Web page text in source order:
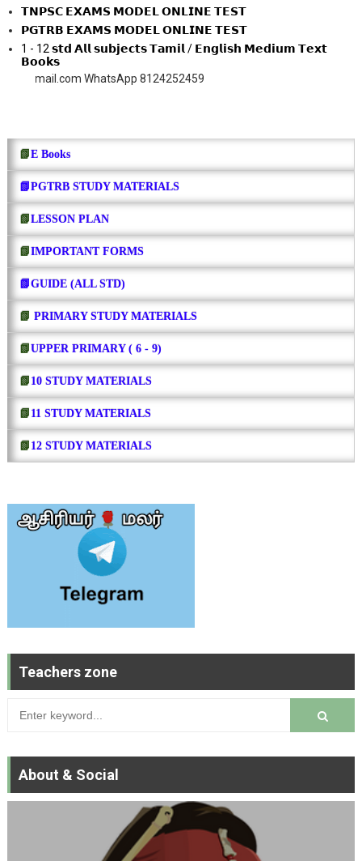
𝗧𝗡𝗣𝗦𝗖 𝗘𝗫𝗔𝗠𝗦 𝗠𝗢𝗗𝗘𝗟 𝗢𝗡𝗟𝗜𝗡𝗘 𝗧𝗘𝗦𝗧
𝗣𝗚𝗧𝗥𝗕 𝗘𝗫𝗔𝗠𝗦 𝗠𝗢𝗗𝗘𝗟 𝗢𝗡𝗟𝗜𝗡𝗘 𝗧𝗘𝗦𝗧
1 - 12 𝘀𝘁𝗱 𝗔𝗹𝗹 𝘀𝘂𝗯𝗷𝗲𝗰𝘁𝘀 𝗧𝗮𝗺𝗶𝗹 / 𝗘𝗻𝗴𝗹𝗶𝘀𝗵 𝗠𝗲𝗱𝗶𝘂𝗺 𝗧𝗲𝘅𝘁
𝗕𝗼𝗼𝗸𝘀
WhatsApp 8124252459
📗E Books
📗PGTRB STUDY MATERIALS
📗LESSON PLAN
📗IMPORTANT FORMS
📗GUIDE (ALL STD)
📗 PRIMARY STUDY MATERIALS
📗UPPER PRIMARY ( 6 - 9)
📗 10 STUDY MATERIALS
📗 11 STUDY MATERIALS
📗 12 STUDY MATERIALS
Teachers zone
About & Social